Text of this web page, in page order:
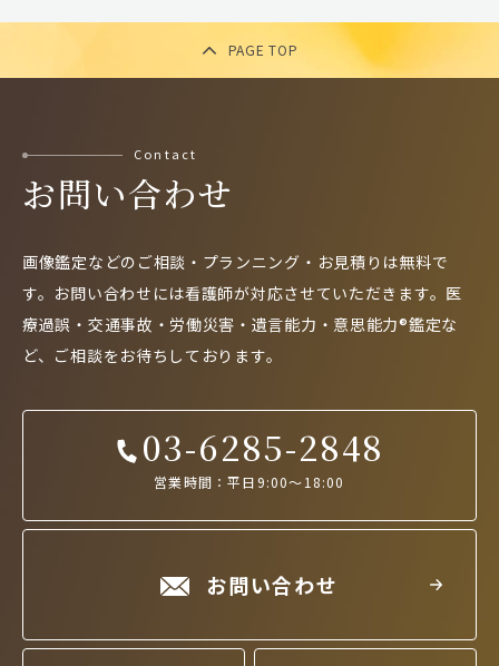
PAGE TOP
Contact
お問い合わせ
画像鑑定などのご相談・プランニング・お見積りは無料で
す。 お問い合わせには看護師が対応させていただきます。 医
療過誤・交通事故・労働災害・遺言能力・意思能力®鑑定な
ど、 ご相談をお待ちしております。
03-6285-2848
営業時間：平日9:00～18:00
お問い合わせ